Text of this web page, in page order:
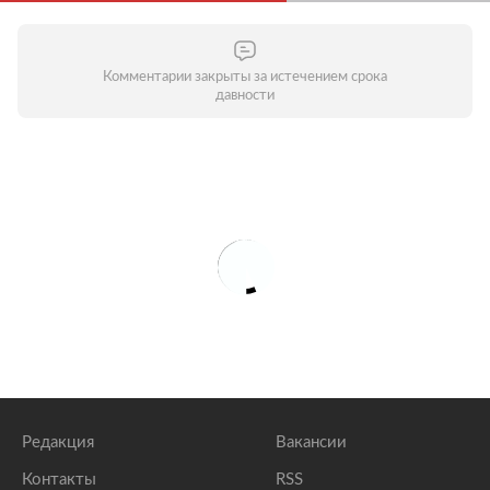
Комментарии закрыты за истечением срока
давности
Редакция
Контакты
Вакансии
RSS